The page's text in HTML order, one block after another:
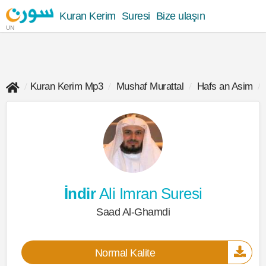
UN
Kuran Kerim Suresi Bize ulaşın
Kuran Kerim Mp3 Mushaf Murattal Hafs an Asim
İndirAli Imran Suresi
Saad Al-Ghamdi
Normal Kalite